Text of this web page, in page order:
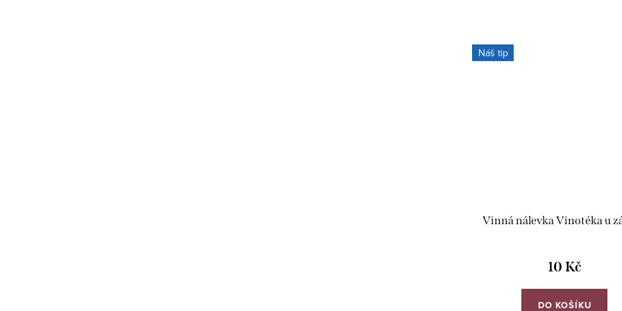
Náš tip
Vinná nálevka Vinotéka u
10 Kč
DO KOŠÍKU